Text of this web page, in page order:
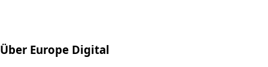
Über Europe Digital